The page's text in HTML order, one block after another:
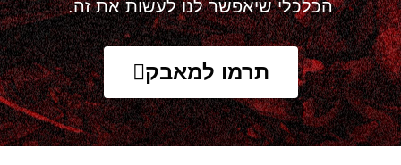
הכלכלי שיאפשר לנו לעשות את זה.
תרמו למאבק